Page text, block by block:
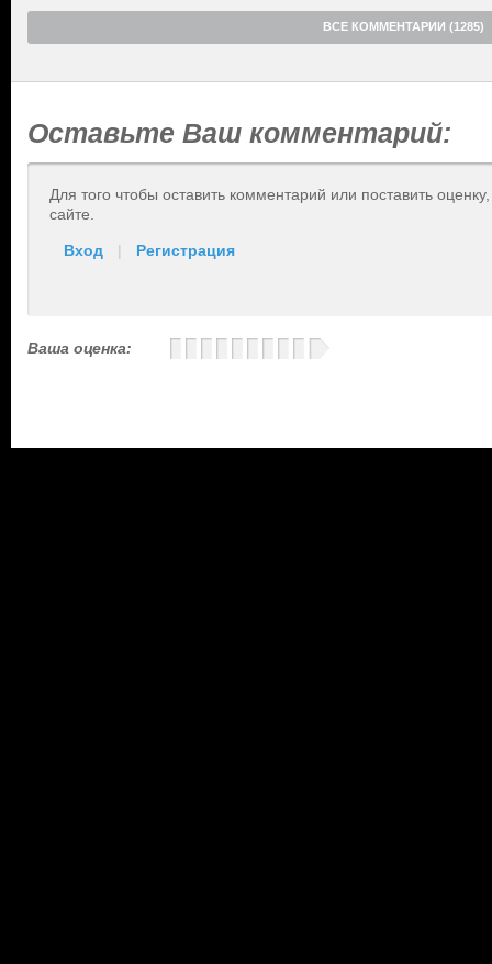
ВСЕ КОММЕНТАРИИ (1285)
Оставьте Ваш комментарий:
Для того чтобы оставить комментарий или поставить
сайте.
Вход | Регистрация
Ваша оценка: